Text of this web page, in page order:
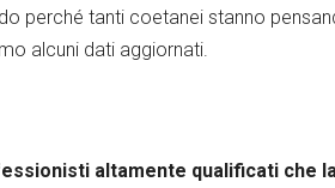
perché tanti coetanei stanno
alcuni dati aggiornati.
altamente qualificati che